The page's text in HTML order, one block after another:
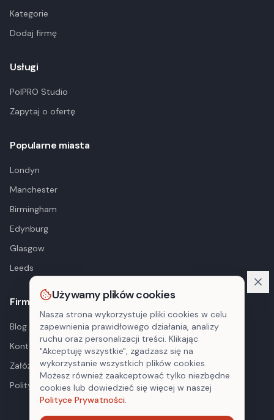
Kategorie
Dodaj firmę
Usługi
PolPRO Studio
Zapytaj o ofertę
Popularne miasta
Londyn
Manchester
Birmingham
Edynburg
Glasgow
Leeds
Firma
Blog
Kontakt
Załóż konto
Polityka prywatności
Używamy plików cookies
Nasza strona wykorzystuje pliki cookies w celu
zapewnienia prawidłowego działania, analizy
ruchu oraz personalizacji treści. Klikając
"Akceptuję wszystkie", zgadzasz się na
wykorzystanie wszystkich plików cookies.
Możesz również zaakceptować tylko niezbędne
cookies lub dowiedzieć się więcej w naszej
Polityce Prywatności.